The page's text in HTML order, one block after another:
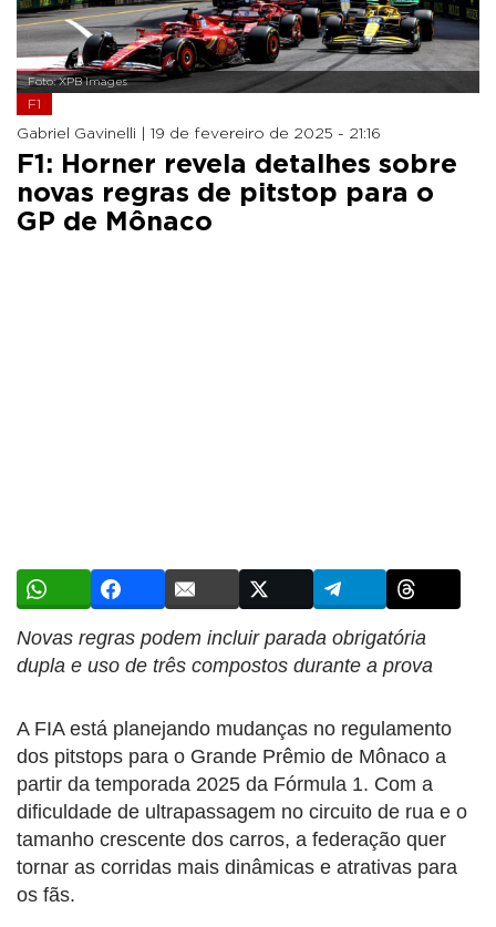
Foto: XPB Images
F1
Gabriel Gavinelli | 19 de fevereiro de 2025 - 21:16
F1: Horner revela detalhes sobre
novas regras de pitstop para o
GP de Mônaco
Novas regras podem incluir parada obrigatória
dupla e uso de três compostos durante a prova
A FIA está planejando mudanças no regulamento
dos pitstops para o Grande Prêmio de Mônaco a
partir da temporada 2025 da Fórmula 1. Com a
dificuldade de ultrapassagem no circuito de rua e o
tamanho crescente dos carros, a federação quer
tornar as corridas mais dinâmicas e atrativas para
os fãs.